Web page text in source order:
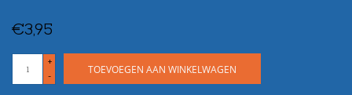
€3,95
+
-
TOEVOEGEN AAN WINKELWAGEN